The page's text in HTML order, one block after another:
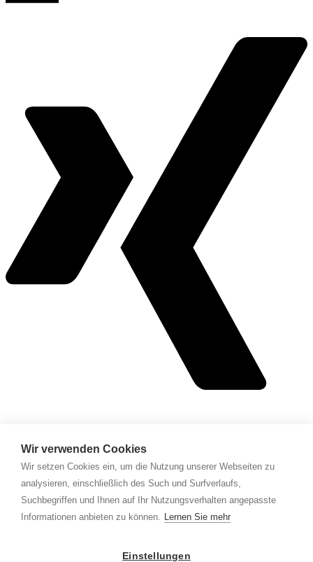
Wir verwenden Cookies
Wir setzen Cookies ein, um die Nutzung unserer Webseiten zu
analysieren, einschließlich des Such und Surfverlaufs,
Suchbegriffen und Ihnen auf Ihr Nutzungsverhalten angepasste
Informationen anbieten zu können. Lernen Sie mehr
Einstellungen
Angebot
Über uns
Leistungen
Business